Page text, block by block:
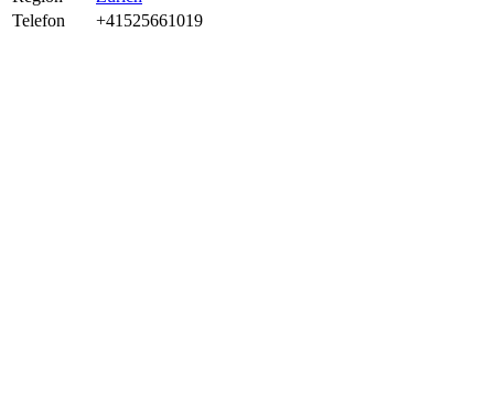
Telefon
+41525661019